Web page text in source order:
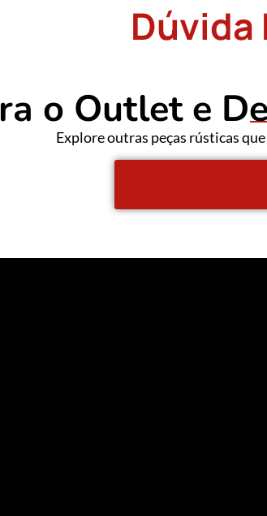
Dúvida
o Outlet e
Explore outras peças rústicas